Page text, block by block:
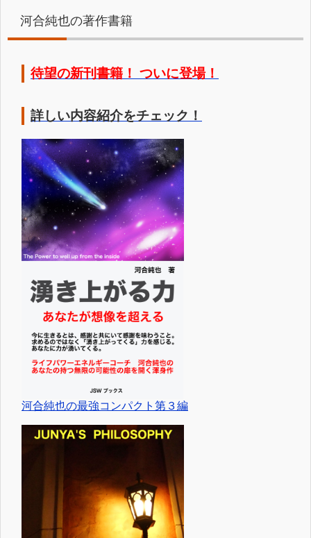
河合純也の著作書籍
待望の新刊書籍！ ついに登場！
詳しい内容紹介をチェック！
河合純也の最強コンパクト第３編